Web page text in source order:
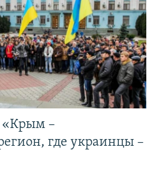
–
где украинцы –